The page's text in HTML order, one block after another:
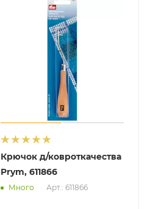
Крючок д/ковроткачества
Prym, 611866
Много Арт.: 611866